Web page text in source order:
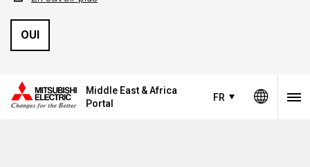
OUI
Middle East & Africa
Portal
FR